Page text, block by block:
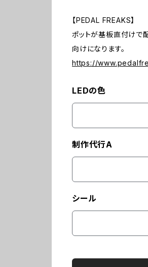
【PEDAL FREAKS】
ポットが基板直付けで
向けになります。
https://
LEDの色
制作代行A
シール